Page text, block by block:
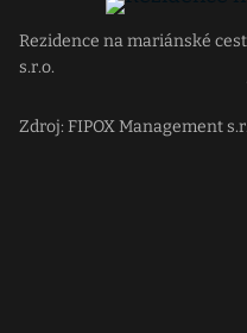
Rezidence na mariánské
s.r.o.
Zdroj: FIPOX Management